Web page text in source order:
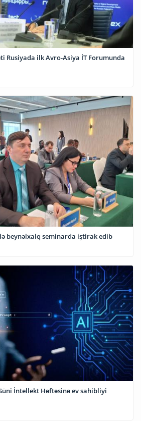
Rusiyada ilk Avro-Asiya İT Forumunda
beynəlxalq seminarda iştirak edib
İntellekt Həftəsinə ev sahibliyi